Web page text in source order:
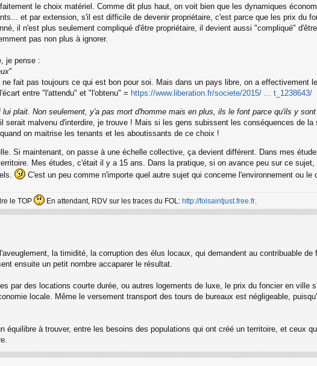
le choix matériel. Comme dit plus haut, on voit bien que les dynamiques
et par extension, s'il est difficile de devenir propriétaire, c'est parce que les prix du
il n'est plus seulement compliqué d'être propriétaire, il devient aussi "compliqué"
pas non plus à ignorer.
je pense :
"
fait pas toujours ce qui est bon pour soi. Mais dans un pays libre, on a effectivement
entre "l'attendu" et "l'obtenu" = https://www.liberation.fr/societe/2015/ ... t_1238643/
plait. Non seulement, y'a pas mort d'homme mais en plus, ils le font parce qu'ils y sont
serait malvenu d'interdire, je trouve ! Mais si les gens subissent les conséquences de
on maitrise les tenants et les aboutissants de ce choix !
Si maintenant, on passe à une échelle collective, ça devient différent. Dans mes
Mes études, c'était il y a 15 ans. Dans la pratique, si on avance peu sur ce
C'est un peu comme n'importe quel autre sujet qui concerne l'environnement ou le
le TOP En attendant, RDV sur les traces du FOL: http://folsaintjust.free.fr
la timidité, la corruption des élus locaux, qui demandent au contribuable
ensuite un petit nombre accaparer le résultat.
par des locations courte durée, ou autres logements de luxe, le prix du foncier en ville
locale. Même le versement transport des tours de bureaux est négligeable,
équilibre à trouver, entre les besoins des populations qui ont créé un territoire, et ceux